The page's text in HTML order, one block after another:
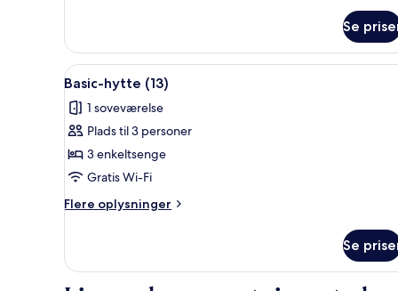
(5)
Se
Indlæs
alle
billeder
af
Basic-
hytte
(13)
En række hytter med hvide
2
Basic-hytte (13)
1 soveværelse
Plads til 3 personer
3 enkeltsenge
Gratis Wi-Fi
Flere oplysninger
Flere
hytte
Se